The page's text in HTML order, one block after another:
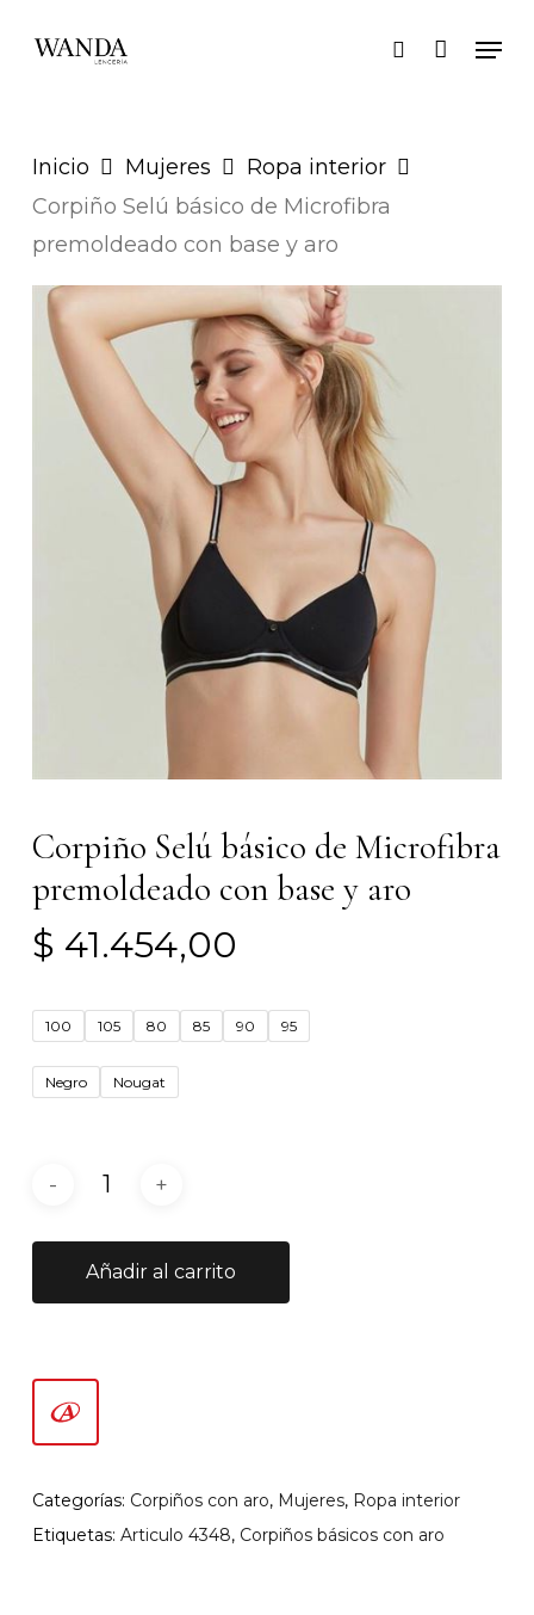
search
Inicio Mujeres
Ropa interior
Corpiño Selú básico de Microfibra
premoldeado con base y aro
Corpiño Selú básico de Microfibra
premoldeado con base y aro
$ 41.454,00
100 105 80 85 90 95
Negro Nougat
Añadir al carrito
Categorías: Corpiños con aro, Mujeres, Ropa interior
Etiquetas: Articulo 4348, Corpiños básicos con aro